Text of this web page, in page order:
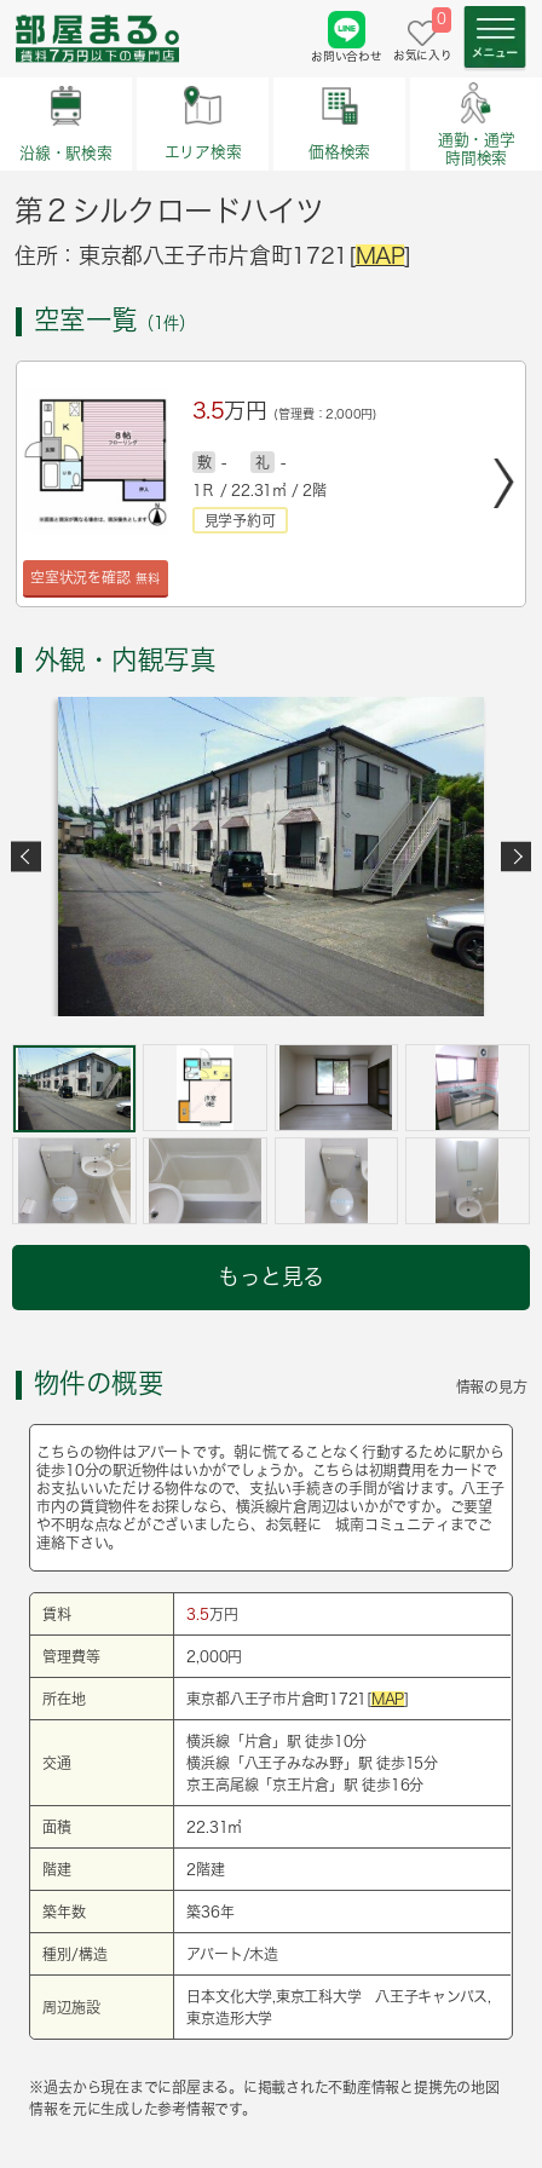
お問い合わせ
0
お気に入り
沿線・駅検索 エリア検索 価格検索
通勤・通学
時間検索
第２シルクロードハイツ
住所：東京都八王子市片倉町1721[MAP]
空室一覧 （1件）
空室状況を確認 無料
3.5万円 (管理費：2,000円)
敷 - 礼
-
1Ｒ / 22.31㎡ / 2階
見学予約可
外観・内観写真
もっと見る
物件の概要 情報の見方
こちらの物件はアパートです。朝に慌てることなく行動するために駅から
徒歩10分の駅近物件はいかがでしょうか。こちらは初期費用をカードで
お支払いいただける物件なので、支払い手続きの手間が省けます。八王子
市内の賃貸物件をお探しなら、横浜線片倉周辺はいかがですか。ご要望
や不明な点などがございましたら、お気軽に 城南コミュニティまでご
連絡下さい。
賃料 3.5 万円
管理費等 2,000円
所在地 東京都八王子市片倉町1721[ MAP
交通
横浜線 「 片倉 」駅 徒歩10分
横浜線 「 八王子みなみ野」駅 徒歩15分
京王高尾線 「京王片倉 」駅 徒歩16分
面積 22.31㎡
階建 2階建
築年数 築36年
種別/構造 アパート/木造
周辺施設
日本文化大学,東京工科大学 八王子キャンパス,
東京造形大学
※過去から現在までに部屋まる。に掲載された不動産情報と提携先の地図
情報を元に生成した参考情報です。